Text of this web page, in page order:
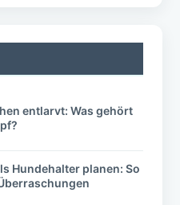
entlarvt: Was gehört
Hundehalter planen: So